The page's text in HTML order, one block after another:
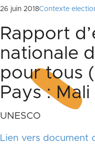
26 juin 2018Contexte
Rapport
nationale
pour tous
Pays : Mali
UNESCO
Lien vers document